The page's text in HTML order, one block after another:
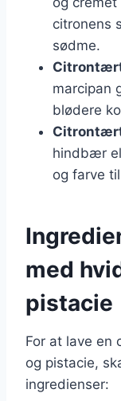
citronens
sødme.
marcipan
blødere
hindbær
og farve
med
pistacie
For at lave en
og pistacie,
ingredienser: